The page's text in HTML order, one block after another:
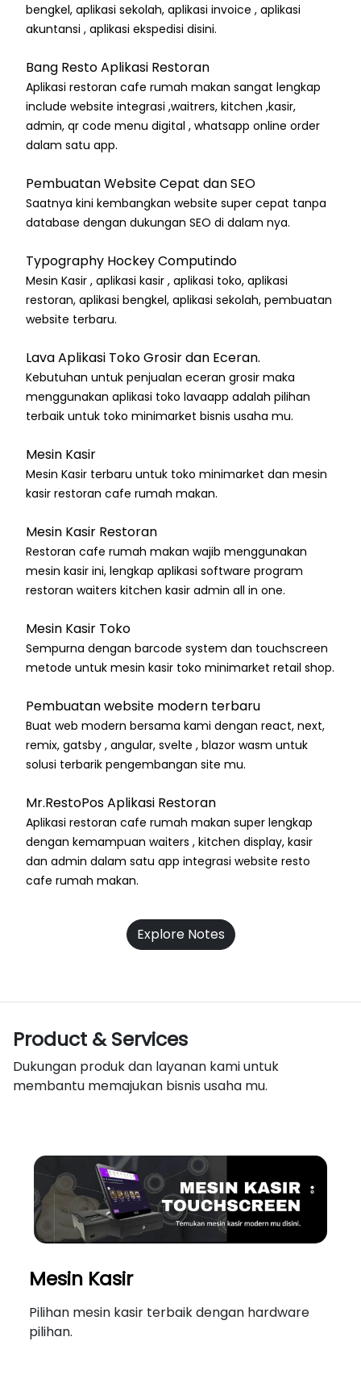
bengkel, aplikasi sekolah, aplikasi invoice , aplikasi
akuntansi , aplikasi ekspedisi disini.
Bang Resto Aplikasi Restoran
Aplikasi restoran cafe rumah makan sangat lengkap
include website integrasi ,waitrers, kitchen ,kasir,
admin, qr code menu digital , whatsapp online order
dalam satu app.
Pembuatan Website Cepat dan SEO
Saatnya kini kembangkan website super cepat tanpa
database dengan dukungan SEO di dalam nya.
Typography Hockey Computindo
Mesin Kasir , aplikasi kasir , aplikasi toko, aplikasi
restoran, aplikasi bengkel, aplikasi sekolah, pembuatan
website terbaru.
Lava Aplikasi Toko Grosir dan Eceran.
Kebutuhan untuk penjualan eceran grosir maka
menggunakan aplikasi toko lavaapp adalah pilihan
terbaik untuk toko minimarket bisnis usaha mu.
Mesin Kasir
Mesin Kasir terbaru untuk toko minimarket dan mesin
kasir restoran cafe rumah makan.
Mesin Kasir Restoran
Restoran cafe rumah makan wajib menggunakan
mesin kasir ini, lengkap aplikasi software program
restoran waiters kitchen kasir admin all in one.
Mesin Kasir Toko
Sempurna dengan barcode system dan touchscreen
metode untuk mesin kasir toko minimarket retail shop.
Pembuatan website modern terbaru
Buat web modern bersama kami dengan react, next,
remix, gatsby , angular, svelte , blazor wasm untuk
solusi terbarik pengembangan site mu.
Mr.RestoPos Aplikasi Restoran
Aplikasi restoran cafe rumah makan super lengkap
dengan kemampuan waiters , kitchen display, kasir
dan admin dalam satu app integrasi website resto
cafe rumah makan.
Explore Notes
Product & Services
Dukungan produk dan layanan kami untuk
membantu memajukan bisnis usaha mu.
Mesin Kasir
Pilihan mesin kasir terbaik dengan hardware
pilihan.